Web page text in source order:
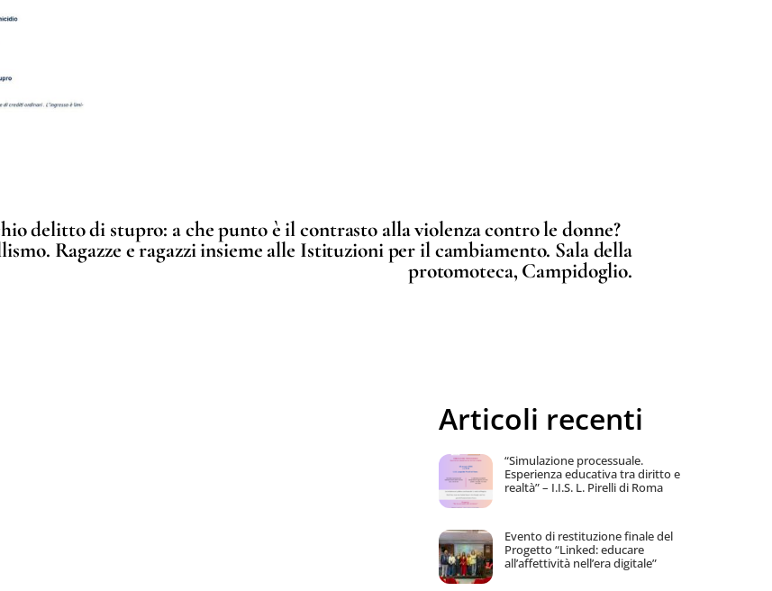
delitto di stupro: a che punto è il contrasto alla violenza contro le donne?
Ragazze e ragazzi insieme alle Istituzioni per il cambiamento. Sala della
protomoteca, Campidoglio.
Articoli recenti
“Simulazione processuale.
Esperienza educativa tra diritto e
realtà” – I.I.S. L. Pirelli di Roma
Evento di restituzione finale del
Progetto “Linked: educare
all’affettività nell’era digitale”